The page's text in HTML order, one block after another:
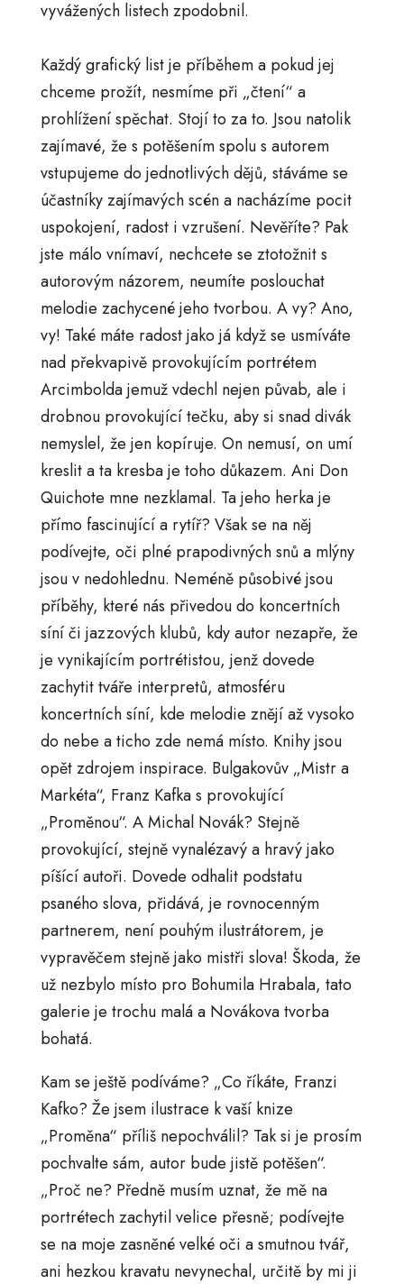
vyvážených listech zpodobnil.
Každý grafický list je příběhem a pokud jej
chceme prožít, nesmíme při „čtení“ a
prohlížení spěchat. Stojí to za to. Jsou natolik
zajímavé, že s potěšením spolu s autorem
vstupujeme do jednotlivých dějů, stáváme se
účastníky zajímavých scén a nacházíme pocit
uspokojení, radost i vzrušení. Nevěříte? Pak
jste málo vnímaví, nechcete se ztotožnit s
autorovým názorem, neumíte poslouchat
melodie zachycené jeho tvorbou. A vy? Ano,
vy! Také máte radost jako já když se usmíváte
nad překvapivě provokujícím portrétem
Arcimbolda jemuž vdechl nejen půvab, ale i
drobnou provokující tečku, aby si snad divák
nemyslel, že jen kopíruje. On nemusí, on umí
kreslit a ta kresba je toho důkazem. Ani Don
Quichote mne nezklamal. Ta jeho herka je
přímo fascinující a rytíř? Však se na něj
podívejte, oči plné prapodivných snů a mlýny
jsou v nedohlednu. Neméně působivé jsou
příběhy, které nás přivedou do koncertních
síní či jazzových klubů, kdy autor nezapře, že
je vynikajícím portrétistou, jenž dovede
zachytit tváře interpretů, atmosféru
koncertních síní, kde melodie znějí až vysoko
do nebe a ticho zde nemá místo. Knihy jsou
opět zdrojem inspirace. Bulgakovův „Mistr a
Markéta“, Franz Kafka s provokující
„Proměnou“. A Michal Novák? Stejně
provokující, stejně vynalézavý a hravý jako
píšící autoři. Dovede odhalit podstatu
psaného slova, přidává, je rovnocenným
partnerem, není pouhým ilustrátorem, je
vypravěčem stejně jako mistři slova! Škoda, že
už nezbylo místo pro Bohumila Hrabala, tato
galerie je trochu malá a Novákova tvorba
bohatá.
Kam se ještě podíváme? „Co říkáte, Franzi
Kafko? Že jsem ilustrace k vaší knize
„Proměna“ příliš nepochválil? Tak si je prosím
pochvalte sám, autor bude jistě potěšen“.
„Proč ne? Předně musím uznat, že mě na
portrétech zachytil velice přesně; podívejte
se na moje zasněné velké oči a smutnou tvář,
ani hezkou kravatu nevynechal, určitě by mi ji